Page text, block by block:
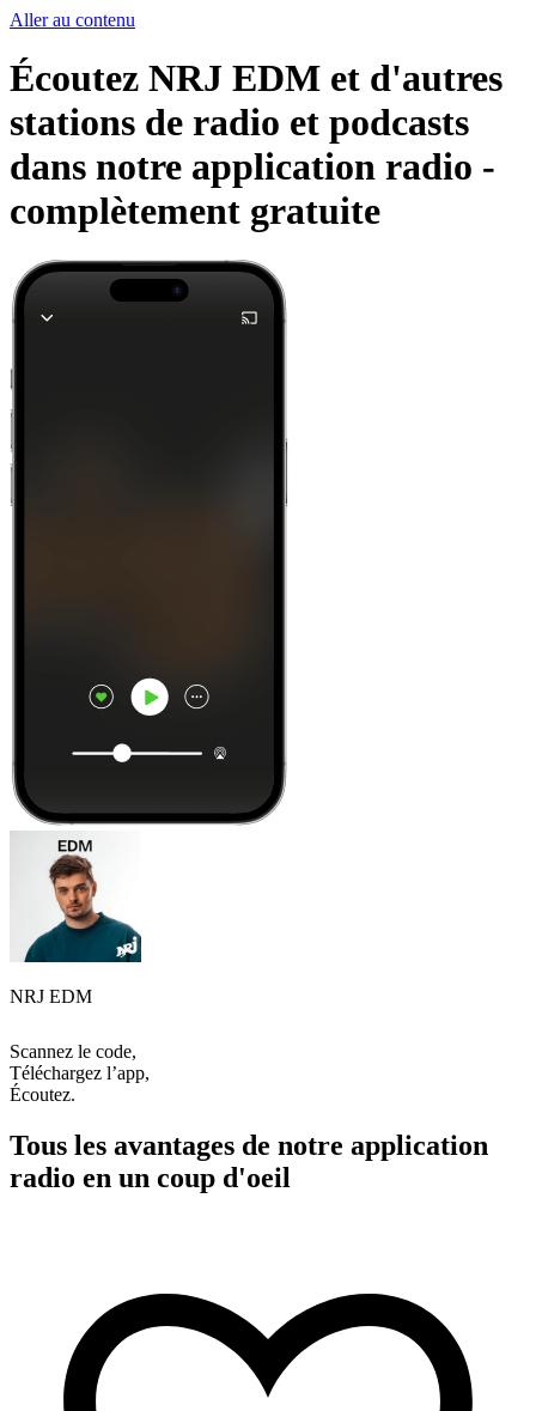
Aller au contenu
Écoutez NRJ EDM et d'autres
stations de radio et podcasts
dans notre application radio -
complètement gratuite
NRJ EDM
Scannez le code,
Téléchargez l’app,
Écoutez.
Tous les avantages de notre application
radio en un coup d'oeil